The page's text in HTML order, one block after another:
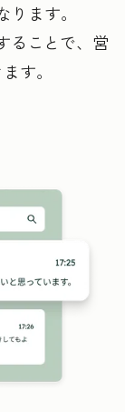
ます。
ることで、営
す。